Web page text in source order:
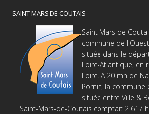
SAINT MARS DE COUTAIS
Saint Mars de
commune de
située dans le
Loire-Atlantique, en
Loire. A 20 mn de
Pornic, la commune
située entre Ville &
Saint-Mars-de-Coutais comptait 2 617